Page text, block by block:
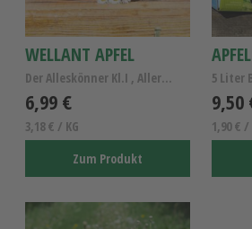
WELLANT APFEL
Der Alleskönner Kl.I , Allergiker Apfel Wellant
6,99 €
3,18 € / KG
Zum Produkt
9,50
1,90 €